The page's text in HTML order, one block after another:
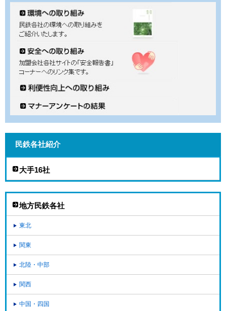
民鉄各社紹介
大手16社
地方民鉄各社
東北
関東
北陸・中部
関西
中国・四国